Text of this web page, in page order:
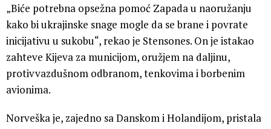
„Biće potrebna opsežna pomoć Zapada u naoružanju
kako bi ukrajinske snage mogle da se brane i povrate
inicijativu u sukobu“, rekao je Stensones. On je istakao
zahteve Kijeva za municijom, oružjem na daljinu,
protivvazdušnom odbranom, tenkovima i borbenim
avionima.
Norveška je, zajedno sa Danskom i Holandijom, pristala